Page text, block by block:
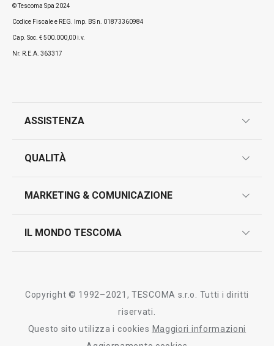
© Tescoma Spa 2024
Codice Fiscale e REG. Imp. BS n. 01873360984
Cap. Soc. € 500.000,00 i.v.
Nr. R.E.A. 363317
ASSISTENZA
contatti
QUALITÀ
test sui prodotti
MARKETING & COMUNICAZIONE
IL MONDO TESCOMA
Tescoma nel mondo
Copyright © 1992–2021, TESCOMA s.r.o. Tutti i diritti
riservati.
Questo sito utilizza i cookies Maggiori informazioni